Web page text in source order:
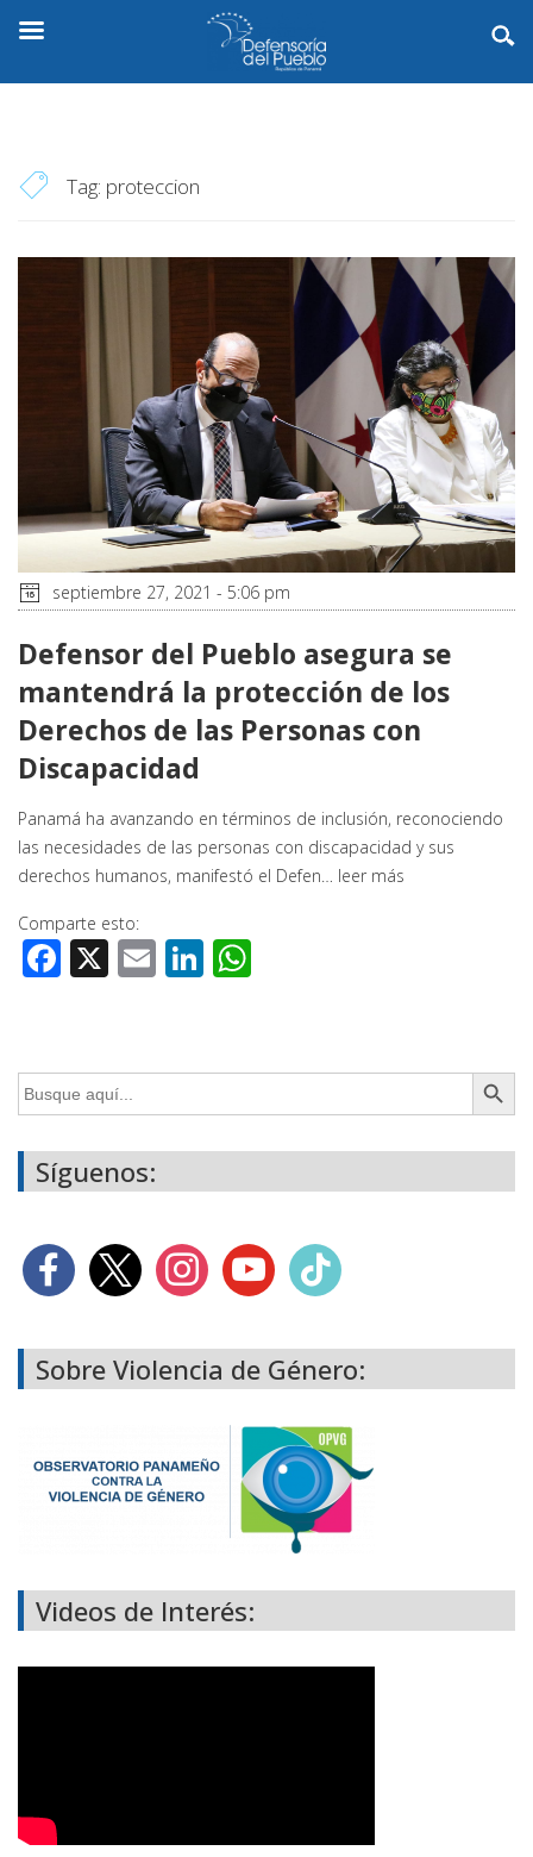
Tag: proteccion
septiembre 27, 2021 - 5:06 pm
Defensor del Pueblo asegura se
mantendrá la protección de los
Derechos de las Personas con
Discapacidad
Panamá ha avanzando en términos de inclusión, reconociendo
las necesidades de las personas con discapacidad y sus
derechos humanos, manifestó el Defen… leer más
Comparte esto:
Facebook
X EmailLinkedIn
Buscar: Botón de
Síguenos:
Sobre Violencia de Género:
Videos de Interés: